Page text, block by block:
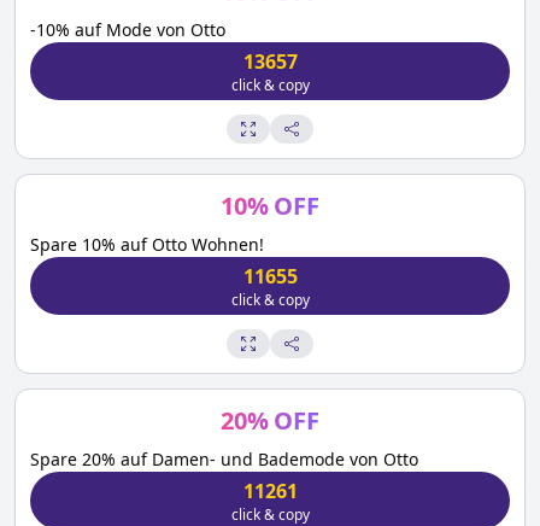
-10% auf Mode von Otto
13657
click & copy
10%OFF
Spare 10% auf Otto Wohnen!
11655
click & copy
20%OFF
Spare 20% auf Damen- und Bademode von Otto
11261
click & copy